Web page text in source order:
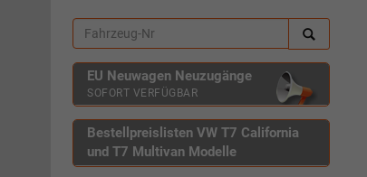
EU Neuwagen Neuzugänge
SOFORT VERFÜGBAR
Bestellpreislisten VW T7 California
und T7 Multivan Modelle